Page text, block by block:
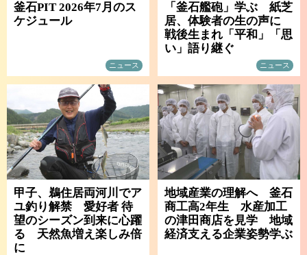
釜石PIT 2026年7月のス
ケジュール
ニュース
「釜石艦砲」学ぶ 紙芝
居、体験者の生の声に
戦後生まれ「平和」「思
い」語り継ぐ
ニュース
甲子、鵜住居両河川でア
ユ釣り解禁 愛好者 待
望のシーズン到来に心躍
る 天然魚増え楽しみ倍
に
地域産業の理解へ 釜石
商工高2年生 水産加工
の津田商店を見学 地域
経済支える企業姿勢学ぶ